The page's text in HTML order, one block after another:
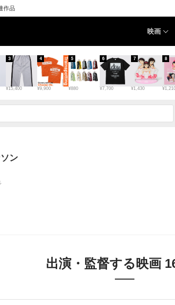
作品
映画
¥15,400
3
¥9,900
4
¥880
5
¥7,700
6
¥1,430
7 8
ン
出演・監督する映画